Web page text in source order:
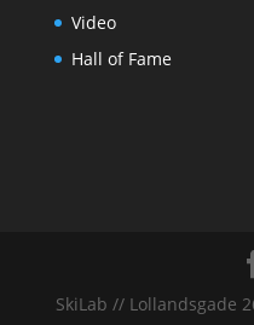
Video
Hall of Fame
SkiLab // Lollandsgade